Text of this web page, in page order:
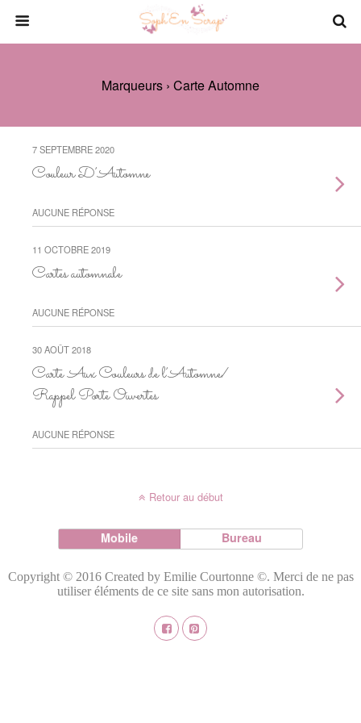
Marqueurs › Carte Automne
7 SEPTEMBRE 2020
Couleur D’Automne
AUCUNE RÉPONSE
11 OCTOBRE 2019
Cartes automnale
AUCUNE RÉPONSE
30 AOÛT 2018
Carte Aux Couleurs de l’Automne/
Rappel Porte Ouvertes
AUCUNE RÉPONSE
Retour au début
Mobile Bureau
Copyright © 2016 Created by Emilie Courtonne ©. Merci de ne pas
utiliser éléments de ce site sans mon autorisation.